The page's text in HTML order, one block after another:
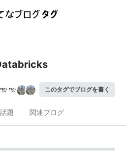
このタグでブログを書く
題 関連ブログ